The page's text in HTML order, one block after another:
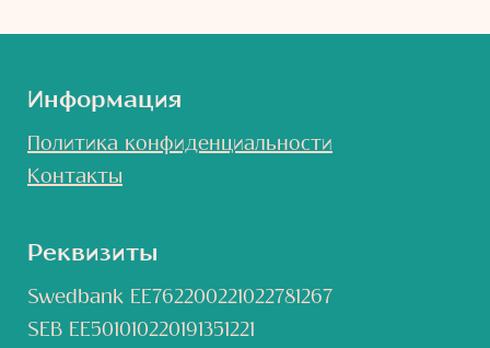
Информация
Политика конфиденциальности
Контакты
Реквизиты
Swedbank EE762200221022781267
SEB EE501010220191351221